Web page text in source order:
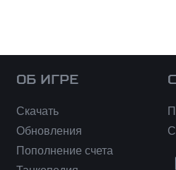
ОБ ИГРЕ
Скачать
Обновления
Пополнение счета